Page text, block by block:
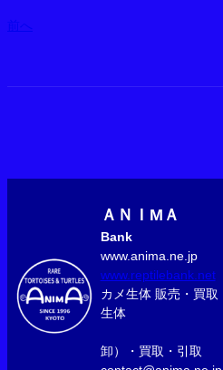
前へ
ＡＮＩМＡ
Bank
www.reptilebank.net
カメ生体 販売・
生体
販売
卸）・買取・引取